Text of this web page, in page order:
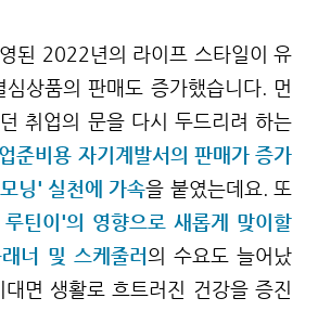
된 2022년의 라이프 스타일이 유
상품의 판매도 증가했습니다. 먼
취업의 문을 다시 두드리려 하는
준비용 자기계발서의 판매가 증가
닝' 실천에 가속을 붙였는데요. 또
틴이'의 영향으로 새롭게 맞이할
너 및 스케줄러 의 수요도 늘어났
대면 생활로 흐트러진 건강을 증진